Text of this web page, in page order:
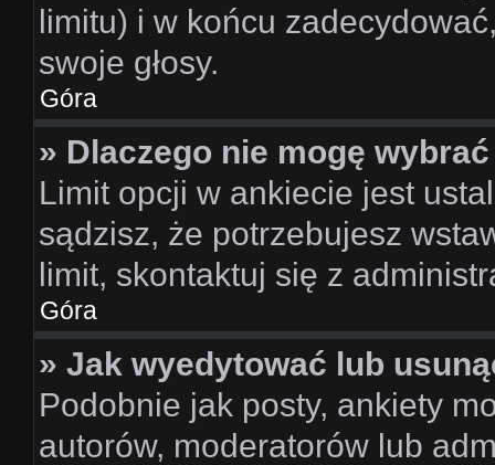
limitu) i w końcu
swoje głosy.
Góra
» Dlaczego nie mogę
Limit opcji w ankiecie jest
sądzisz, że potrzebujesz
limit, skontaktuj się z
Góra
» Jak wyedytować lub
Podobnie jak posty, ankiety
autorów, moderatorów lub